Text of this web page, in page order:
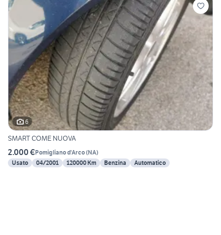
6
SMART COME NUOVA
2.000 €Pomigliano d'Arco(NA)
Usato
04/2001 120000 Km Benzina Automatico